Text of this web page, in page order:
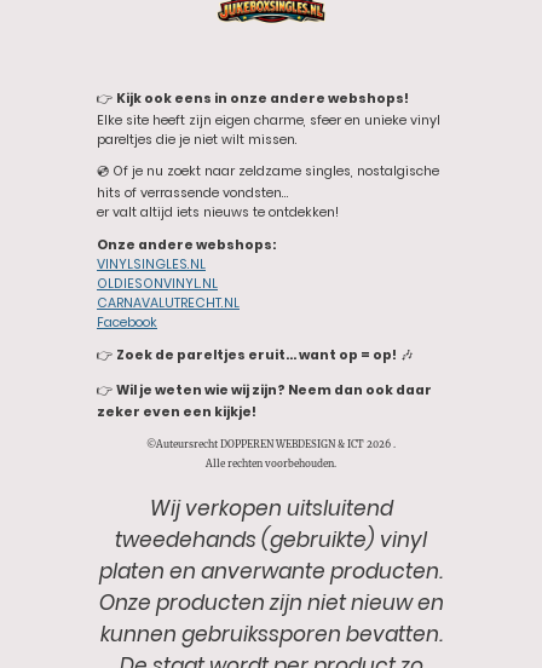
👉 Kijk ook eens in onze andere webshops!
Elke site heeft zijn eigen charme, sfeer en unieke vinyl
pareltjes die je niet wilt missen.
💿 Of je nu zoekt naar zeldzame singles, nostalgische
hits of verrassende vondsten…
er valt altijd iets nieuws te ontdekken!
Onze andere webshops:
VINYLSINGLES.NL
OLDIESONVINYL.NL
CARNAVALUTRECHT.NL
Facebook
👉 Zoek de pareltjes eruit… want op = op! 🎶
👉 Wil je weten wie wij zijn? Neem dan ook daar
zeker even een kijkje!
©Auteursrecht DOPPEREN WEBDESIGN & ICT 2026 .
Alle rechten voorbehouden.
Wij verkopen uitsluitend
tweedehands (gebruikte) vinyl
platen en anverwante producten.
Onze producten zijn niet nieuw en
kunnen gebruikssporen bevatten.